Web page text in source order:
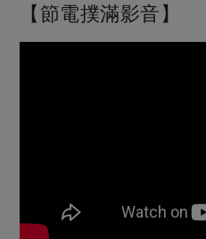
【節電撲滿影音】